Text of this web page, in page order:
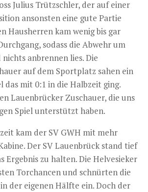
Julius Trützschler, der auf einer
ansonsten eine gute Partie
Hausherren kam wenig bis gar
sodass die Abwehr um
anbrennen lies. Die
auf dem Sportplatz sahen ein
das mit 0:1 in die Halbzeit ging.
Lauenbrücker Zuschauer, die uns
Spiel unterstützt haben.
kam der SV GWH mit mehr
Der SV Lauenbrück stand tief
Ergebnis zu halten. Die Helvesieker
Torchancen und schnürten die
der eigenen Hälfte ein. Doch der